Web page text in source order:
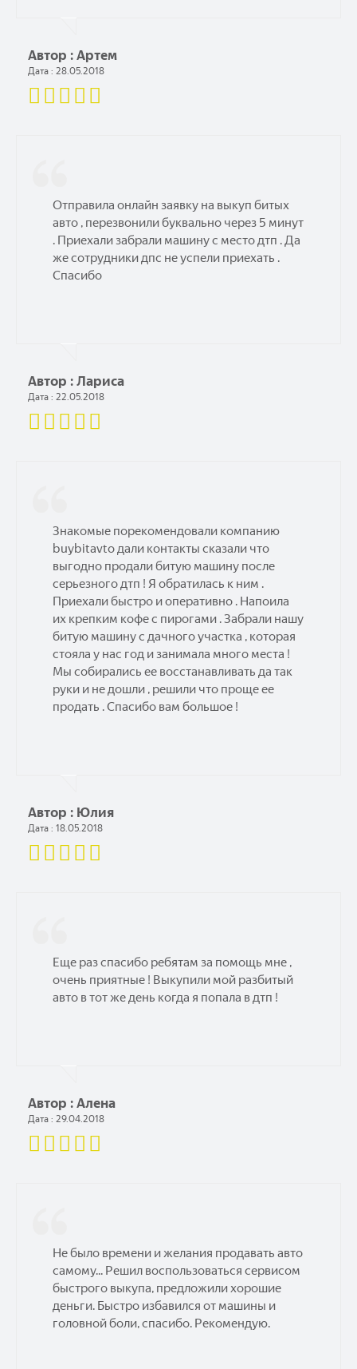
Автор : Артем
Дата : 28.05.2018
Отправила онлайн заявку на выкуп битых
авто , перезвонили буквально через 5 минут
. Приехали забрали машину с место дтп . Да
же сотрудники дпс не успели приехать .
Спасибо
Автор : Лариса
Дата : 22.05.2018
Знакомые порекомендовали компанию
buybitavto дали контакты сказали что
выгодно продали битую машину после
серьезного дтп ! Я обратилась к ним .
Приехали быстро и оперативно . Напоила
их крепким кофе с пирогами . Забрали нашу
битую машину с дачного участка , которая
стояла у нас год и занимала много места !
Мы собирались ее восстанавливать да так
руки и не дошли , решили что проще ее
продать . Спасибо вам большое !
Автор : Юлия
Дата : 18.05.2018
Еще раз спасибо ребятам за помощь мне ,
очень приятные ! Выкупили мой разбитый
авто в тот же день когда я попала в дтп !
Автор : Алена
Дата : 29.04.2018
Не было времени и желания продавать авто
самому... Решил воспользоваться сервисом
быстрого выкупа, предложили хорошие
деньги. Быстро избавился от машины и
головной боли, спасибо. Рекомендую.